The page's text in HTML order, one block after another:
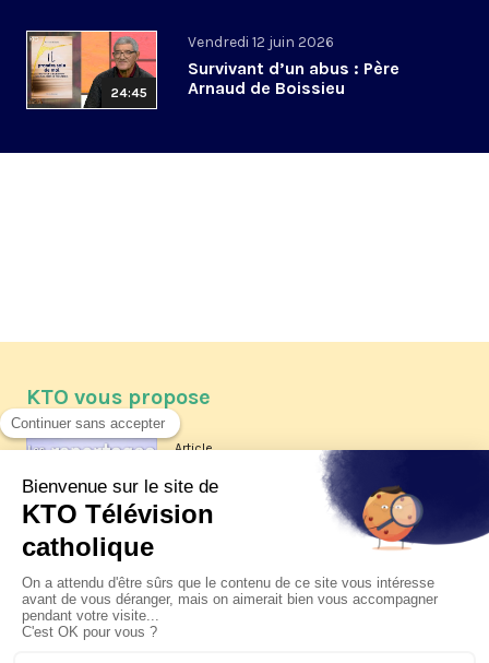
24:45
Vendredi 12 juin 2026
Survivant d’un abus : Père
Arnaud de Boissieu
KTO vous propose
Article
Les reportages d'été 2026 de KTO
La visite pastorale du pape Léon
XIV à Assise à suivre sur KTO le
jeudi 6 août